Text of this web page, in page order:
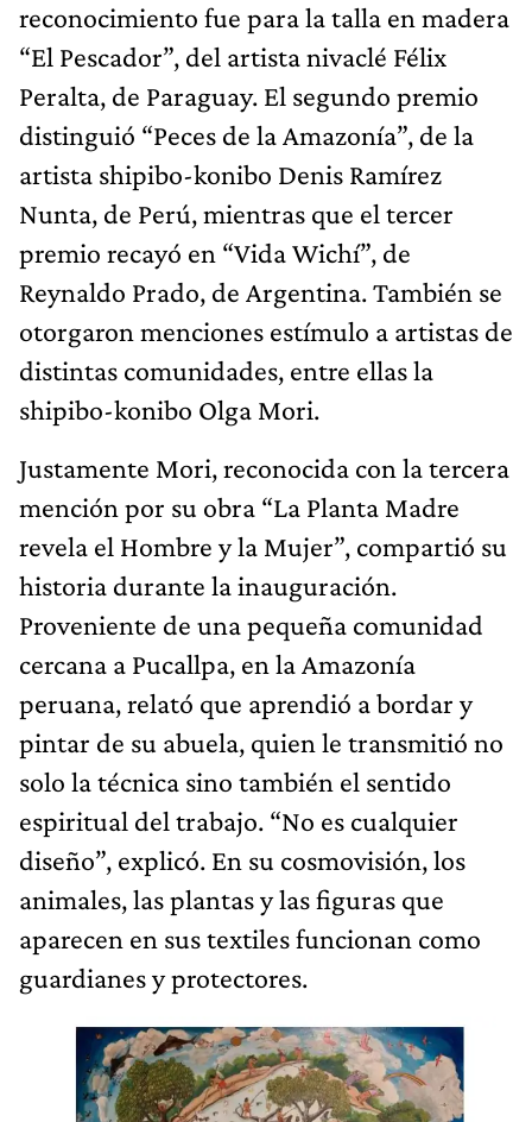
reconocimiento fue para la talla en madera
“El Pescador”, del artista nivaclé Félix
Peralta, de Paraguay. El segundo premio
distinguió “Peces de la Amazonía”, de la
artista shipibo-konibo Denis Ramírez
Nunta, de Perú, mientras que el tercer
premio recayó en “Vida Wichí”, de
Reynaldo Prado, de Argentina. También se
otorgaron menciones estímulo a artistas de
distintas comunidades, entre ellas la
shipibo-konibo Olga Mori.
Justamente Mori, reconocida con la tercera
mención por su obra “La Planta Madre
revela el Hombre y la Mujer”, compartió su
historia durante la inauguración.
Proveniente de una pequeña comunidad
cercana a Pucallpa, en la Amazonía
peruana, relató que aprendió a bordar y
pintar de su abuela, quien le transmitió no
solo la técnica sino también el sentido
espiritual del trabajo. “No es cualquier
diseño”, explicó. En su cosmovisión, los
animales, las plantas y las figuras que
aparecen en sus textiles funcionan como
guardianes y protectores.